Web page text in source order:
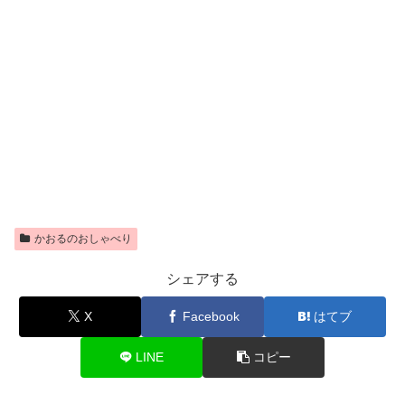
かおるのおしゃべり
シェアする
X Facebook はてブ
LINE コピー